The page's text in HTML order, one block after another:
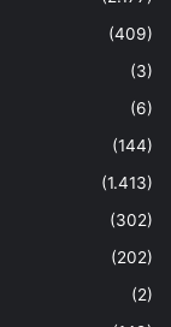
(409)
(3)
(6)
(144)
(1.413)
(302)
(202)
(2)